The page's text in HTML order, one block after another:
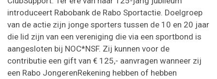
introduceert Rabobank de Rabo Sportactie. Doelgroep
van de actie zijn jonge sporters tussen de 10 en 20 jaar
die lid zijn van een vereniging die via een sportbond is
aangesloten bij NOC*NSF. Zij kunnen voor de
contributie een gift van € 125,- aanvragen wanneer zij
een Rabo JongerenRekening hebben of hebben